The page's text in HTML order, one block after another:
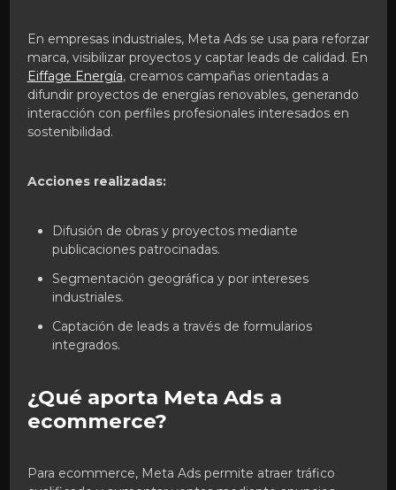
En empresas industriales, Meta Ads se usa para reforzar
marca, visibilizar proyectos y captar leads de calidad. En
Eiffage Energía, creamos campañas orientadas a
difundir proyectos de energías renovables, generando
interacción con perfiles profesionales interesados en
sostenibilidad.
Acciones realizadas:
Difusión de obras y proyectos mediante
publicaciones patrocinadas.
Segmentación geográfica y por intereses
industriales.
Captación de leads a través de formularios
integrados.
¿Qué aporta Meta Ads a
ecommerce?
Para ecommerce, Meta Ads permite atraer tráfico